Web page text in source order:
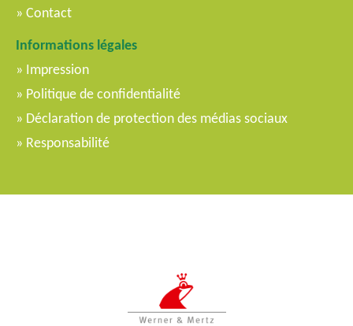
Contact
Informations légales
Impression
Politique de confidentialité
Déclaration de protection des médias sociaux
Responsabilité